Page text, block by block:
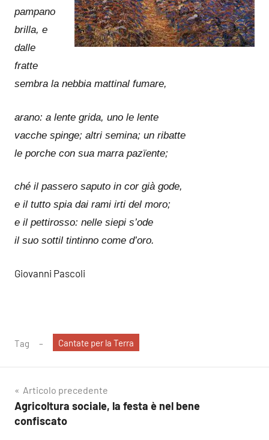
pampano
brilla, e
dalle
fratte
sembra la nebbia mattinal fumare,
arano: a lente grida, uno le lente
vacche spinge; altri semina; un ribatte
le porche con sua marra pazïente;
ché il passero saputo in cor già gode,
e il tutto spia dai rami irti del moro;
e il pettirosso: nelle siepi s’ode
il suo sottil tintinno come d’oro.
Giovanni Pascoli
Tag Cantate per la Terra
Navigazione
articoli
Articolo precedente
Agricoltura sociale, la festa è nel bene
confiscato